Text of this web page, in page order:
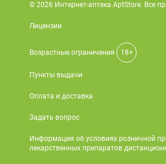
© 2026 Интернет-аптека AptStore. Все
Лицензии
Возрастные ограничения 18+
Пункты выдачи
Оплата и доставка
Задать вопрос
Информация об условиях розничной
лекарственных препаратов